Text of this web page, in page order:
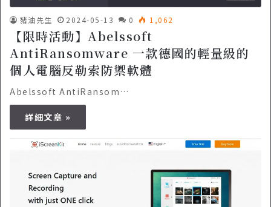
豬油先生 2024-05-13 0 1,062
【限時活動】Abelssoft
AntiRansomware 一款德國的輕量級的
個人電腦反勒索防禦軟體
Abelssoft AntiRansom…
詳細文章 »